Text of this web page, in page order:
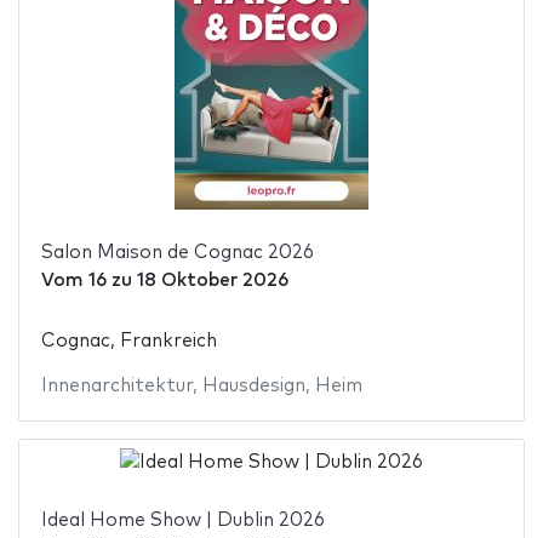
Salon Maison de Cognac 2026
Vom 16zu 18 Oktober 2026
Cognac, Frankreich
Innenarchitektur, Hausdesign, Heim
Ideal Home Show | Dublin 2026